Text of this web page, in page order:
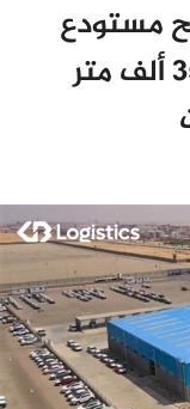
مستودع
جمركي على مساحة 350 ألف متر